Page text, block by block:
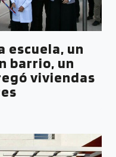
escuela, un
barrio, un
viviendas